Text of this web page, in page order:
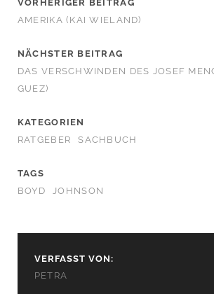
VORHERIGER BEITRAG
AMERIKA (KAI WIELAND)
NÄCHSTER BEITRAG
DAS VERSCHWINDEN DES JOSEF
GUEZ)
KATEGORIEN
RATGEBER
SACHBUCH
TAGS
BOYD
JOHNSON
VERFASST VON:
PETRA